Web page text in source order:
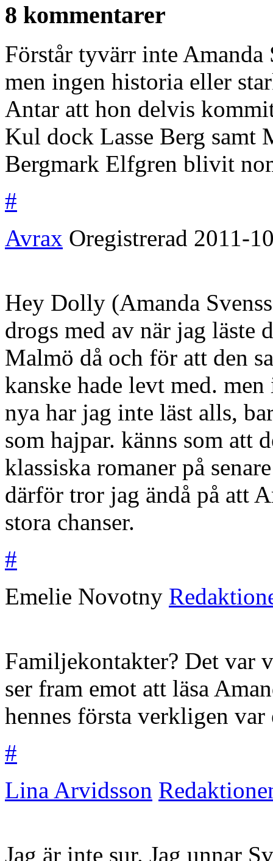
8 kommentarer
Förstår tyvärr inte Amanda
men ingen historia eller
Antar att hon delvis
Kul dock Lasse Berg samt
Bergmark Elfgren blivit
#
Avrax Oregistrerad 2011-
Hey Dolly (Amanda
drogs med av när jag läste
Malmö då och för att den
kanske hade levt med.
nya har jag inte läst alls,
som hajpar. känns som att
klassiska romaner på
därför tror jag ändå på att
stora chanser.
#
Emelie Novotny
Familjekontakter? Det var
ser fram emot att läsa
hennes första verkligen
#
Lina Arvidsson
Jag är inte sur. Jag unnar